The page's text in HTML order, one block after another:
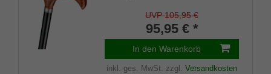
aufgesetzt mit Silber-
Dekorring, Stock aus schwarz
lackiertem Buchenholz,
inklusiv Gummipuffer.
UVP 105,95 €
95,95 € *
In den Warenkorb
inkl. ges. MwSt. zzgl. Versandkosten